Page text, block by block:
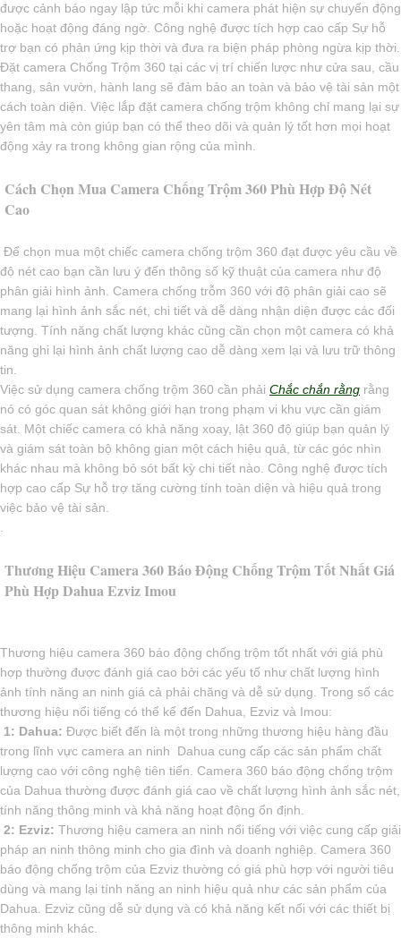
được cảnh báo ngay lập tức mỗi khi camera phát hiện sự chuyển động
hoặc hoạt động đáng ngờ. Công nghệ được tích hợp cao cấp Sự hỗ
trợ bạn có phản ứng kịp thời và đưa ra biện pháp phòng ngừa kịp thời.
Đặt camera Chống Trộm 360 tại các vị trí chiến lược như cửa sau, cầu
thang, sân vườn, hành lang sẽ đảm bảo an toàn và bảo vệ tài sản một
cách toàn diện. Việc lắp đặt camera chống trộm không chỉ mang lại sự
yên tâm mà còn giúp bạn có thể theo dõi và quản lý tốt hơn mọi hoạt
động xảy ra trong không gian rộng của mình.
Cách Chọn Mua Camera Chống Trộm 360 Phù Hợp Độ Nét
Cao
Để chọn mua một chiếc camera chống trộm 360 đạt được yêu cầu về
độ nét cao bạn cần lưu ý đến thông số kỹ thuật của camera như độ
phân giải hình ảnh. Camera chống trỗm 360 với độ phân giải cao sẽ
mang lại hình ảnh sắc nét, chi tiết và dễ dàng nhận diện được các đối
tượng. Tính năng chất lượng khác cũng cần chọn một camera có khả
năng ghi lại hình ảnh chất lượng cao dễ dàng xem lại và lưu trữ thông
tin.
Việc sử dụng camera chống trộm 360 cần phải Chắc chắn rằng rằng
nó có góc quan sát không giới hạn trong phạm vi khu vực cần giám
sát. Một chiếc camera có khả năng xoay, lật 360 độ giúp bạn quản lý
và giám sát toàn bộ không gian một cách hiệu quả, từ các góc nhìn
khác nhau mà không bỏ sót bất kỳ chi tiết nào. Công nghệ được tích
hợp cao cấp Sự hỗ trợ tăng cường tính toàn diện và hiệu quả trong
việc bảo vệ tài sản.
Thương Hiệu Camera 360 Báo Động Chống Trộm Tốt Nhất Giá
Phù Hợp Dahua Ezviz Imou
Thương hiệu camera 360 báo động chống trộm tốt nhất với giá phù
hợp thường được đánh giá cao bởi các yếu tố như chất lượng hình
ảnh tính năng an ninh giá cả phải chăng và dễ sử dụng. Trong số các
thương hiệu nổi tiếng có thể kể đến Dahua, Ezviz và Imou:
️ 1: Dahua: Được biết đến là một trong những thương hiệu hàng đầu
trong lĩnh vực camera an ninh Dahua cung cấp các sản phẩm chất
lượng cao với công nghệ tiên tiến. Camera 360 báo động chống trộm
của Dahua thường được đánh giá cao về chất lượng hình ảnh sắc nét,
tính năng thông minh và khả năng hoạt động ổn định.
2: Ezviz: Thương hiệu camera an ninh nổi tiếng với việc cung cấp giải
pháp an ninh thông minh cho gia đình và doanh nghiệp. Camera 360
báo động chống trộm của Ezviz thường có giá phù hợp với người tiêu
dùng và mang lại tính năng an ninh hiệu quả như các sản phẩm của
Dahua. Ezviz cũng dễ sử dụng và có khả năng kết nối với các thiết bị
thông minh khác.